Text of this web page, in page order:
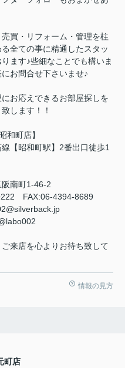
買・リフォーム・管理を柱
全ての事に精通したスタッ
ます♪些細なことでも構いま
お問合せ下さいませ♪
お応えできるお部屋探しを
します！！
和町店】
【昭和町駅】2番出口徒歩1
南町1-46-2
FAX:06-4394-8689
来店を心よりお待ち致して
情報の見方
町店